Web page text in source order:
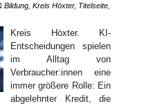
Bildung Kreis Höxter, Titelseite
Kreis Höxter. KI-
Entscheidungen spielen
im Alltag von
Verbraucher:innen eine
immer größere Rolle: Ein
abgelehnter Kredit, die